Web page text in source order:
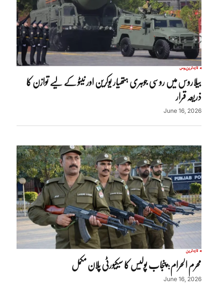
تازہ ترینروس
بیلاروس میں روسی جوہری ہتھیار یوکرین اور نیٹو کے لیے توازن کا
ذریعہ قرار
June 16, 2026
تازہ ترین
محرم الحرام: پنجاب پولیس کا سیکیورٹی پلان مکمل
June 16, 2026